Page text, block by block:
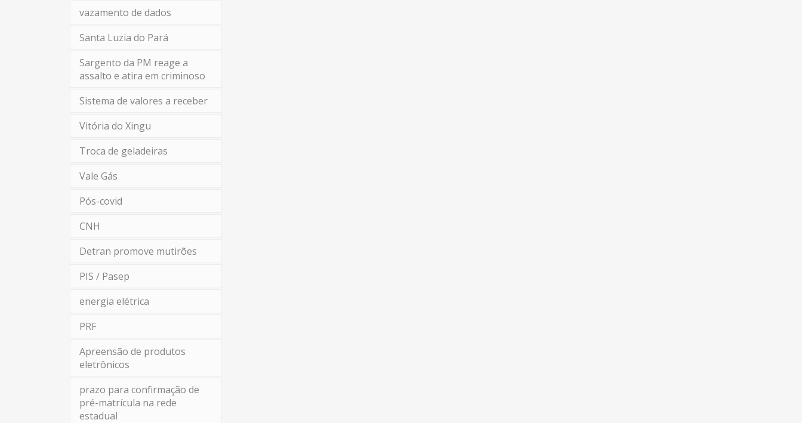
vazamento de dados
Santa Luzia do Pará
Sargento da PM reage a
assalto e atira em criminoso
Sistema de valores a receber
Vitória do Xingu
Troca de geladeiras
Vale Gás
Pós-covid
CNH
Detran promove mutirões
PIS / Pasep
energia elétrica
PRF
Apreensão de produtos
eletrônicos
prazo para confirmação de
pré-matrícula na rede
estadual